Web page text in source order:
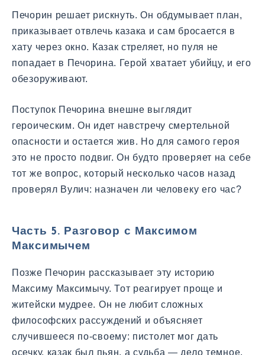
Печорин решает рискнуть. Он обдумывает план,
приказывает отвлечь казака и сам бросается в
хату через окно. Казак стреляет, но пуля не
попадает в Печорина. Герой хватает убийцу, и его
обезоруживают.
Поступок Печорина внешне выглядит
героическим. Он идет навстречу смертельной
опасности и остается жив. Но для самого героя
это не просто подвиг. Он будто проверяет на себе
тот же вопрос, который несколько часов назад
проверял Вулич: назначен ли человеку его час?
Часть 5. Разговор с Максимом
Максимычем
Позже Печорин рассказывает эту историю
Максиму Максимычу. Тот реагирует проще и
житейски мудрее. Он не любит сложных
философских рассуждений и объясняет
случившееся по-своему: пистолет мог дать
осечку, казак был пьян, а судьба — дело темное.